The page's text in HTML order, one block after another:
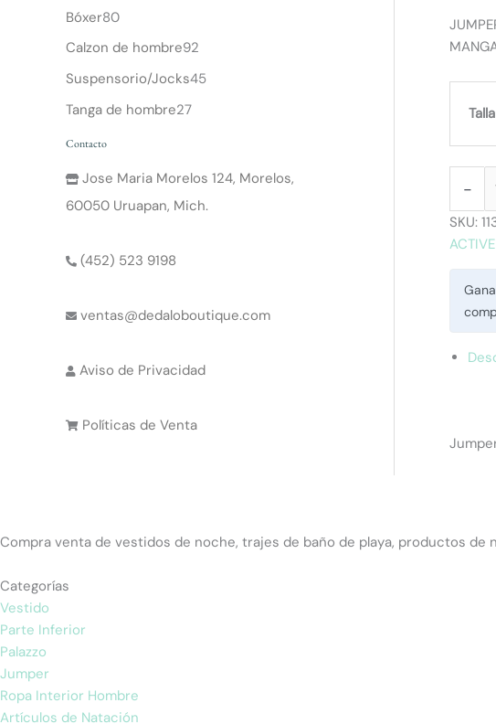
Bóxer80
Calzon de hombre92
Suspensorio/Jocks45
Tanga de hombre27
Contacto
Jose Maria Morelos 124, Morelos,
60050 Uruapan, Mich.
(452) 523 9198
ventas@dedaloboutique.com
Aviso de Privacidad
Políticas de Venta
Talla
-
SKU:
ACTIVE
Compra venta de vestidos de noche, trajes de baño de playa, productos de
Categorías
Vestido
Parte Inferior
Palazzo
Jumper
Ropa Interior Hombre
Artículos de Natación